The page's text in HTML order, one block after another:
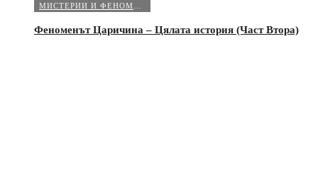
Феноменът Царичина – Цялата история (Част Втора)